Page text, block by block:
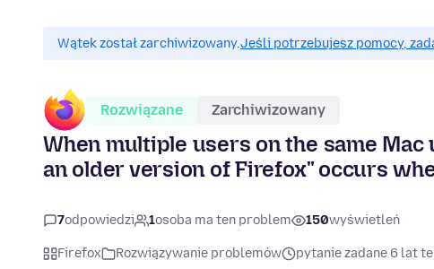
Wątek został zarchiwizowany.Jeśli potrzebujesz pomocy,
Rozwiązane Zarchiwizowany
When multiple users on the same
an older version of Firefox" occurs
7odpowiedzi 1osoba ma ten problem 150wyświetleń
Firefox Rozwiązywanie problemów pytanie zadane 6 lat